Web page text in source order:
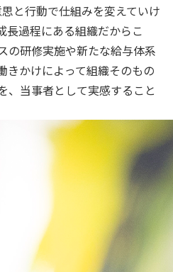
と行動で仕組みを変えていけ
長過程にある組織だからこ
の研修実施や新たな給与体系
きかけによって組織そのもの
、当事者として実感すること